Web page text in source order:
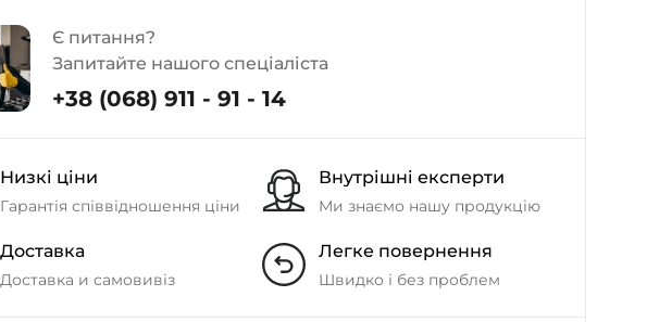
+38 (099)-643-33-77
- Тополь
- Калинова
Є питання?
Запитайте нашого спеціаліста
+38 (068) 911 - 91 - 14
Низкі ціни
Гарантія співвідношення ціни
Внутрішні експерти
Ми знаємо нашу продукцію
Доставка
Доставка и самовивіз
Легке повернення
Швидко і без проблем